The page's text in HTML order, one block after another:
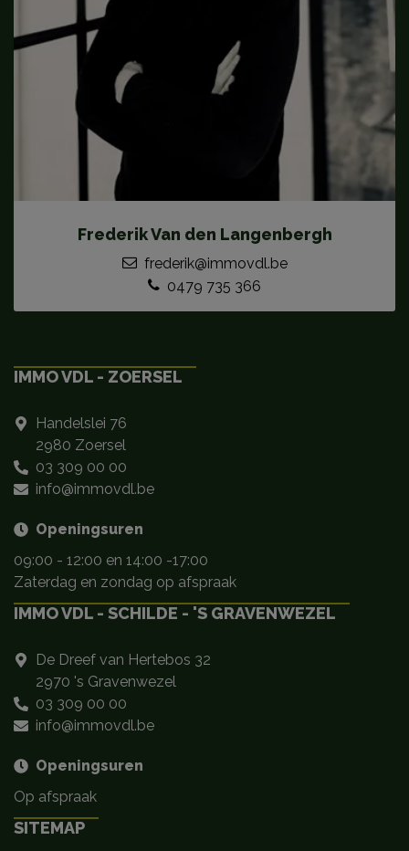
Frederik Van den Langenbergh
frederik@immovdl.be
0479 735 366
IMMO VDL - ZOERSEL
Handelslei 76
2980 Zoersel
03 309 00 00
info@immovdl.be
Openingsuren
09:00 - 12:00 en 14:00 -17:00
Zaterdag en zondag op afspraak
IMMO VDL - SCHILDE - 'S GRAVENWEZEL
De Dreef van Hertebos 32
2970 's Gravenwezel
03 309 00 00
info@immovdl.be
Openingsuren
Op afspraak
SITEMAP